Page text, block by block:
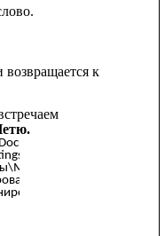
возвращается к